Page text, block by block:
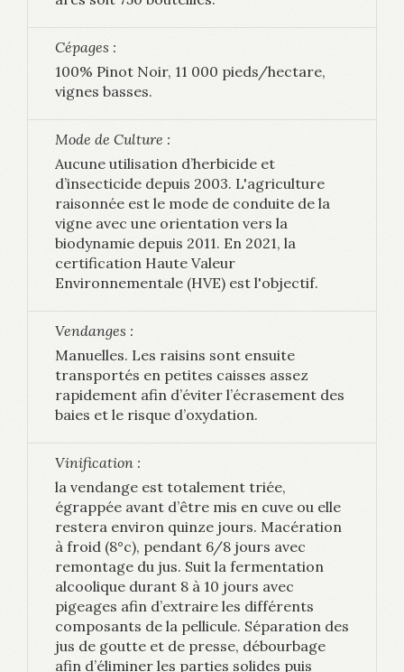
Cépages :
100% Pinot Noir, 11 000 pieds/hectare,
vignes basses.
Mode de Culture :
Aucune utilisation d’herbicide et
d’insecticide depuis 2003. L'agriculture
raisonnée est le mode de conduite de la
vigne avec une orientation vers la
biodynamie depuis 2011. En 2021, la
certification Haute Valeur
Environnementale (HVE) est l'objectif.
Vendanges :
Manuelles. Les raisins sont ensuite
transportés en petites caisses assez
rapidement afin d’éviter l’écrasement des
baies et le risque d’oxydation.
Vinification :
la vendange est totalement triée,
égrappée avant d’être mis en cuve ou elle
restera environ quinze jours. Macération
à froid (8°c), pendant 6/8 jours avec
remontage du jus. Suit la fermentation
alcoolique durant 8 à 10 jours avec
pigeages afin d’extraire les différents
composants de la pellicule. Séparation des
jus de goutte et de presse, débourbage
afin d’éliminer les parties solides puis